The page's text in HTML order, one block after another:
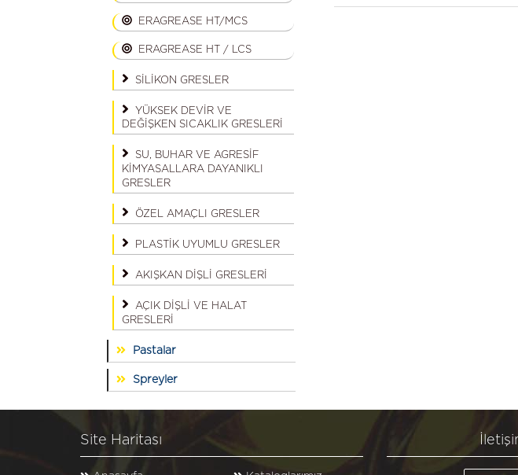
ERAGREASE HT/MCS
ERAGREASE HT / LCS
SİLİKON GRESLER
YÜKSEK DEVİR VE
DEĞİŞKEN SICAKLIK GRESLERİ
SU, BUHAR VE AGRESİF
KİMYASALLARA DAYANIKLI
GRESLER
ÖZEL AMAÇLI GRESLER
PLASTİK UYUMLU GRESLER
AKIŞKAN DİŞLİ GRESLERİ
AÇIK DİŞLİ VE HALAT
GRESLERİ
Pastalar
Spreyler
Site Haritası